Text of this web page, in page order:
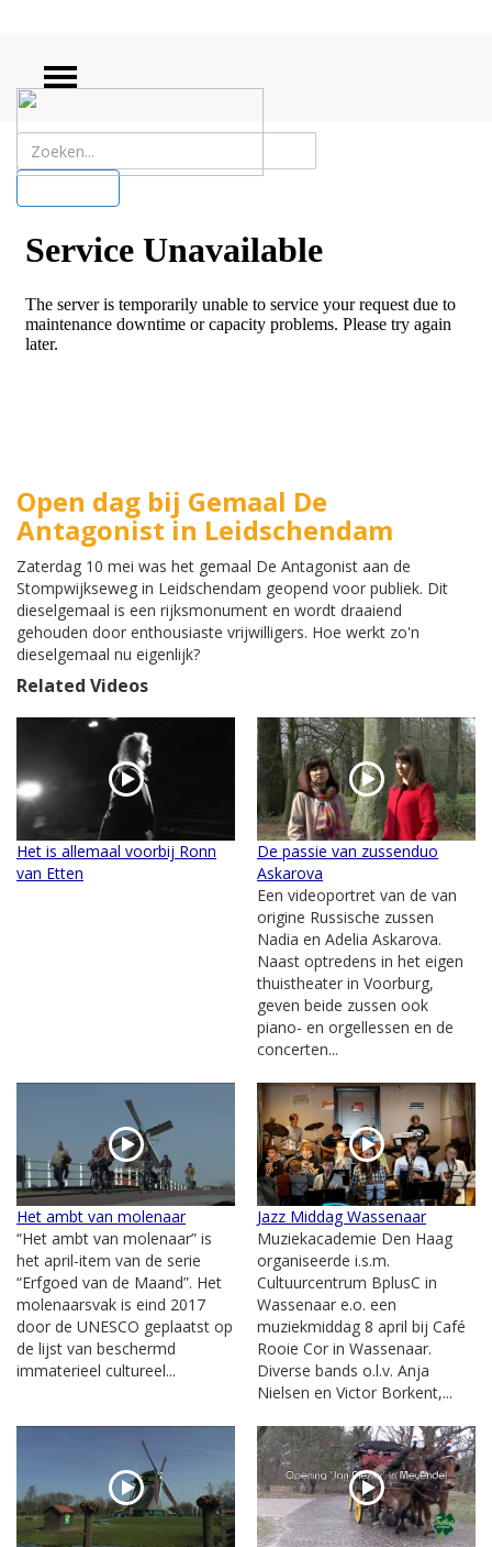
Open dag bij Gemaal De
Antagonist in Leidschendam
Zaterdag 10 mei was het gemaal De Antagonist aan de
Stompwijkseweg in Leidschendam geopend voor publiek. Dit
dieselgemaal is een rijksmonument en wordt draaiend
gehouden door enthousiaste vrijwilligers. Hoe werkt zo'n
dieselgemaal nu eigenlijk?
Related Videos
Het is allemaal voorbij Ronn
van Etten
De passie van zussenduo
Askarova
Een videoportret van de van
origine Russische zussen
Nadia en Adelia Askarova.
Naast optredens in het eigen
thuistheater in Voorburg,
geven beide zussen ook
piano- en orgellessen en de
concerten...
Het ambt van molenaar
“Het ambt van molenaar” is
het april-item van de serie
“Erfgoed van de Maand”. Het
molenaarsvak is eind 2017
door de UNESCO geplaatst op
de lijst van beschermd
immaterieel cultureel...
Jazz Middag Wassenaar
Muziekacademie Den Haag
organiseerde i.s.m.
Cultuurcentrum BplusC in
Wassenaar e.o. een
muziekmiddag 8 april bij Café
Rooie Cor in Wassenaar.
Diverse bands o.l.v. Anja
Nielsen en Victor Borkent,...